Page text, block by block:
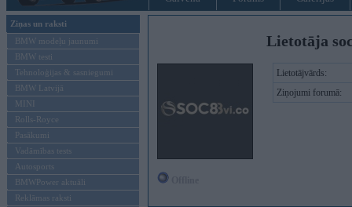
Ziņas un raksti
BMW modeļu jaunumi
BMW testi
Tehnoloģijas & sasniegumi
BMW Latvijā
MINI
Rolls-Royce
Pasākumi
Vadāmības tests
Autosports
BMWPower aktuāli
Reklāmas raksti
Lietotāja
Lietotājvārds:
Ziņojumi forumā: